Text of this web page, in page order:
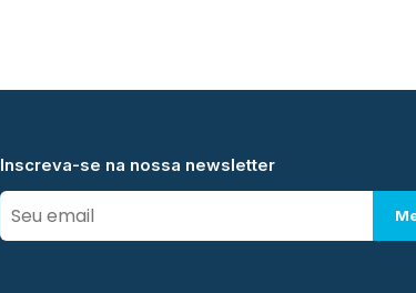
Inscreva-se na nossa newsletter